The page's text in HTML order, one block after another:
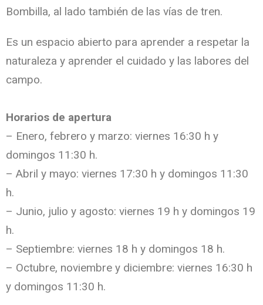
Bombilla, al lado también de las vías de tren.
Es un espacio abierto para aprender a respetar la
naturaleza y aprender el cuidado y las labores del
campo.
Horarios de apertura
– Enero, febrero y marzo: viernes 16:30 h y
domingos 11:30 h.
– Abril y mayo: viernes 17:30 h y domingos 11:30
h.
– Junio, julio y agosto: viernes 19 h y domingos 19
h.
– Septiembre: viernes 18 h y domingos 18 h.
– Octubre, noviembre y diciembre: viernes 16:30 h
y domingos 11:30 h.